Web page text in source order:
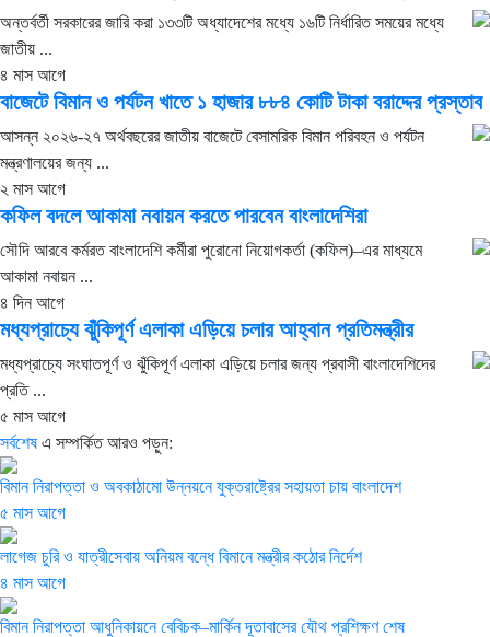
অন্তর্বর্তী সরকারের জারি করা ১৩৩টি অধ্যাদেশের মধ্যে ১৬টি নির্ধারিত সময়ের মধ্যে
জাতীয় ...
৪ মাস আগে
বাজেটে বিমান ও পর্যটন খাতে ১ হাজার ৮৮৪ কোটি টাকা বরাদ্দের প্রস্তাব
আসন্ন ২০২৬-২৭ অর্থবছরের জাতীয় বাজেটে বেসামরিক বিমান পরিবহন ও পর্যটন
মন্ত্রণালয়ের জন্য ...
২ মাস আগে
কফিল বদলে আকামা নবায়ন করতে পারবেন বাংলাদেশিরা
সৌদি আরবে কর্মরত বাংলাদেশি কর্মীরা পুরোনো নিয়োগকর্তা (কফিল)–এর মাধ্যমে
আকামা নবায়ন ...
৪ দিন আগে
মধ্যপ্রাচ্যে ঝুঁকিপূর্ণ এলাকা এড়িয়ে চলার আহ্বান প্রতিমন্ত্রীর
মধ্যপ্রাচ্যে সংঘাতপূর্ণ ও ঝুঁকিপূর্ণ এলাকা এড়িয়ে চলার জন্য প্রবাসী বাংলাদেশিদের
প্রতি ...
৫ মাস আগে
সর্বশেষএ সম্পর্কিত আরও পড়ুন:
বিমান নিরাপত্তা ও অবকাঠামো উন্নয়নে যুক্তরাষ্ট্রের সহায়তা চায় বাংলাদেশ
৫ মাস আগে
লাগেজ চুরি ও যাত্রীসেবায় অনিয়ম বন্ধে বিমানে মন্ত্রীর কঠোর নির্দেশ
৪ মাস আগে
বিমান নিরাপত্তা আধুনিকায়নে বেবিচক–মার্কিন দূতাবাসের যৌথ প্রশিক্ষণ শেষ